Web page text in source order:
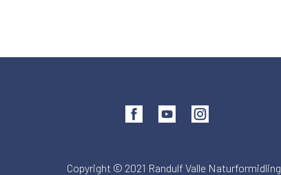
Copyright © 2021 Randulf Valle Naturformidling